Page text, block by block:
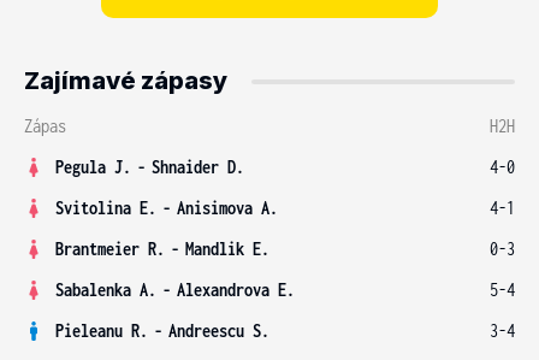
Zajímavé zápasy
Zápas
H2H
Pegula J. - Shnaider D.
4-0
Svitolina E. - Anisimova A.
4-1
Brantmeier R. - Mandlik E.
0-3
Sabalenka A. - Alexandrova E.
5-4
Pieleanu R. - Andreescu S.
3-4